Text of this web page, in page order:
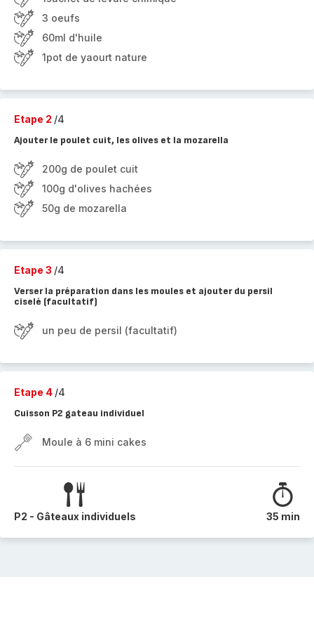
3 oeufs
60ml d'huile
1pot de yaourt nature
Etape 2 /4
Ajouter le poulet cuit, les olives et la mozarella
200g de poulet cuit
100g d'olives hachées
50g de mozarella
Etape 3 /4
Verser la préparation dans les moules et ajouter du persil
ciselé (facultatif)
un peu de persil (facultatif)
Etape 4 /4
Cuisson P2 gateau individuel
Moule à 6 mini cakes
P2 - Gâteaux individuels 35 min